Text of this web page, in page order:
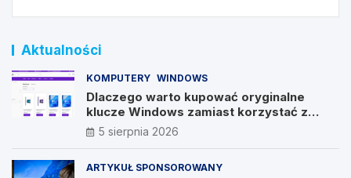
Aktualności
KOMPUTERY WINDOWS
Dlaczego warto kupować oryginalne
klucze Windows zamiast korzystać z
nieautoryzowanych źródeł?
5 sierpnia 2026
ARTYKUŁ SPONSOROWANY